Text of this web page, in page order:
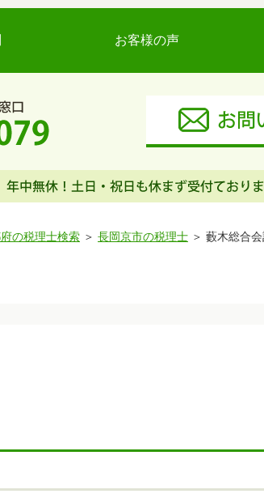
お客様の声
の税理士検索 長岡京市の税理士 藪木総合